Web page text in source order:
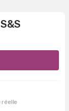
réelle